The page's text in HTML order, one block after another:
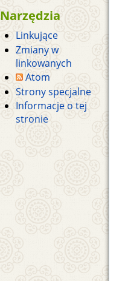
Narzędzia
Linkujące
Zmiany w
linkowanych
Atom
Strony specjalne
Informacje o tej
stronie